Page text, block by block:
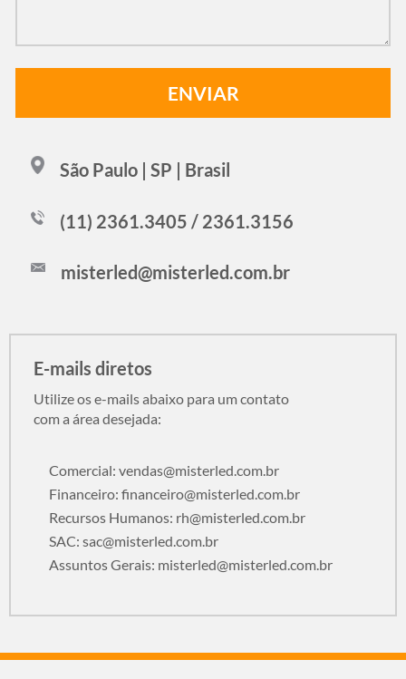
São Paulo | SP | Brasil
(11) 2361.3405 / 2361.3156
misterled@misterled.com.br
E-mails diretos
Utilize os e-mails abaixo para um contato
com a área desejada:
Comercial: vendas@misterled.com.br
Financeiro: financeiro@misterled.com.br
Recursos Humanos: rh@misterled.com.br
SAC: sac@misterled.com.br
Assuntos Gerais: misterled@misterled.com.br